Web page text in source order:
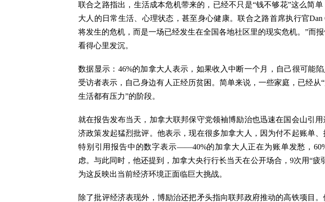
联合之路指出，生活成本危机带来的，已经不只是“钱不够花”这么简
大人的日常生活、心理状态，甚至身心健康。联合之路首席执行官Dan
将发生的危机，而是一场已经发生在全国各地社区里的现实危机。”而
看得心里发沉。
数据显示：46%的加拿大人表示，如果收入中断一个月，自己很可能
受访者表示，自己身边有人正经历贫困。简单来说，一些家庭，已经从
生活都有压力”的阶段。
就在报告发布当天，加拿大联邦保守党领袖博励治也迅速在国会山引
济政策发起猛烈批评。他表示，现在很多加拿大人，因为付不起账单
特别引用报告中的数字表示——40%的加拿大人正在为账单发愁，
虑。与此同时，他还提到，加拿大央行行长当天在公开场合，9次用“疲
为这反映出当前经济环境正面临巨大挑战。
除了批评经济表现外，博励治还把矛头指向联邦政府推动的高铁项目